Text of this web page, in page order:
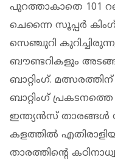
പുറത്താകാതെ
ചെന്നൈ സൂപ്പർ
സെഞ്ചുറി
ബൗണ്ടറികളും
ബാറ്റിംഗ്.
ബാറ്റിംഗ്
ഇന്ത്യൻസ് താരങ്ങള്‍
കളത്തിൽ
താരത്തിന്റെ